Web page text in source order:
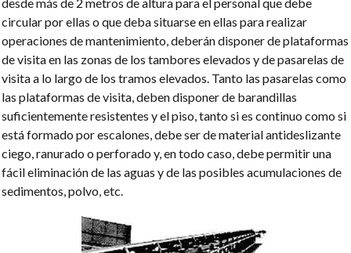
circular por ellas o que deba situarse en ellas para realizar
operaciones de mantenimiento, deberán disponer de plataformas
de visita en las zonas de los tambores elevados y de pasarelas de
visita a lo largo de los tramos elevados. Tanto las pasarelas como
las plataformas de visita, deben disponer de barandillas
suficientemente resistentes y el piso, tanto si es continuo como si
está formado por escalones, debe ser de material antideslizante
ciego, ranurado o perforado y, en todo caso, debe permitir una
fácil eliminación de las aguas y de las posibles acumulaciones de
sedimentos, polvo, etc.